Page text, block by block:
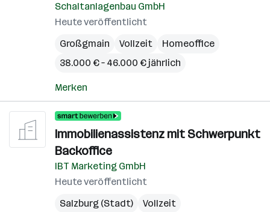
Schaltanlagenbau GmbH
Heute veröffentlicht
Großgmain
Vollzeit
Homeoffice
38.000 € – 46.000 € jährlich
Merken
Immobilienassistenz mit Schwerpunkt
Backoffice
IBT Marketing GmbH
Heute veröffentlicht
Salzburg (Stadt)
Vollzeit